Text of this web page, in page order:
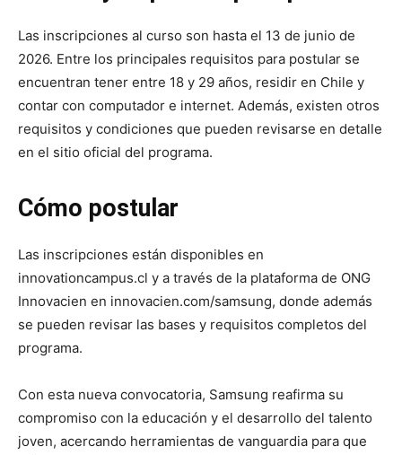
Las inscripciones al curso son hasta el 13 de junio de
2026. Entre los principales requisitos para postular se
encuentran tener entre 18 y 29 años, residir en Chile y
contar con computador e internet. Además, existen otros
requisitos y condiciones que pueden revisarse en detalle
en el sitio oficial del programa.
Cómo postular
Las inscripciones están disponibles en
innovationcampus.cl y a través de la plataforma de ONG
Innovacien en innovacien.com/samsung, donde además
se pueden revisar las bases y requisitos completos del
programa.
Con esta nueva convocatoria, Samsung reafirma su
compromiso con la educación y el desarrollo del talento
joven, acercando herramientas de vanguardia para que